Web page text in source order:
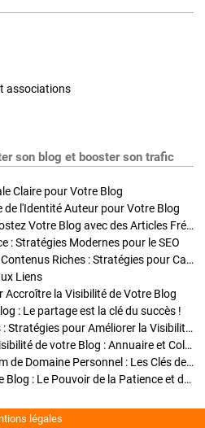
associations
son blog et booster son trafic
Claire pour Votre Blog
de l'Identité Auteur pour Votre Blog
Stratégies de Publication : Boostez Votre Blog avec des Articles Fréquents et Exclusifs
: Stratégies Modernes pour le SEO
Enrichir Vos Articles avec des Contenus Riches : Stratégies pour Captiver et Optimiser
Liens
la Visibilité de Votre Blog
: Le partage est la clé du succès !
Optimisation SEO des Articles : Stratégies pour Améliorer la Visibilité de Votre Blog
Stratégies pour améliorer la visibilité de votre Blog : Annuaire et Collaborations
Pourquoi Investir dans un Nom de Domaine Personnel : Les Clés de la Réussite de Votre Blog
Comment Faire Émerger Votre Blog : Le Pouvoir de la Patience et de la Persévérance
légales